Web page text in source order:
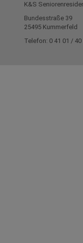
K&S
Bundesstraße 39
25495 Kummerfeld
Telefon: 0 41 01 / 40